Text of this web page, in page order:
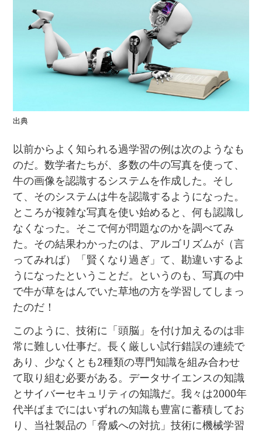
出典
以前からよく知られる過学習の例は次のようなも
のだ。数学者たちが、多数の牛の写真を使って、
牛の画像を認識するシステムを作成した。そし
て、そのシステムは牛を認識するようになった。
ところが複雑な写真を使い始めると、何も認識し
なくなった。そこで何が問題なのかを調べてみ
た。その結果わかったのは、アルゴリズムが（言
ってみれば）「賢くなり過ぎ」て、勘違いするよ
うになったということだ。というのも、写真の中
で牛が草をはんでいた草地の方を学習してしまっ
たのだ！
このように、技術に「頭脳」を付け加えるのは非
常に難しい仕事だ。長く厳しい試行錯誤の連続で
あり、少なくとも2種類の専門知識を組み合わせ
て取り組む必要がある。データサイエンスの知識
とサイバーセキュリティの知識だ。我々は2000年
代半ばまでにはいずれの知識も豊富に蓄積してお
り、当社製品の「脅威への対抗」技術に機械学習